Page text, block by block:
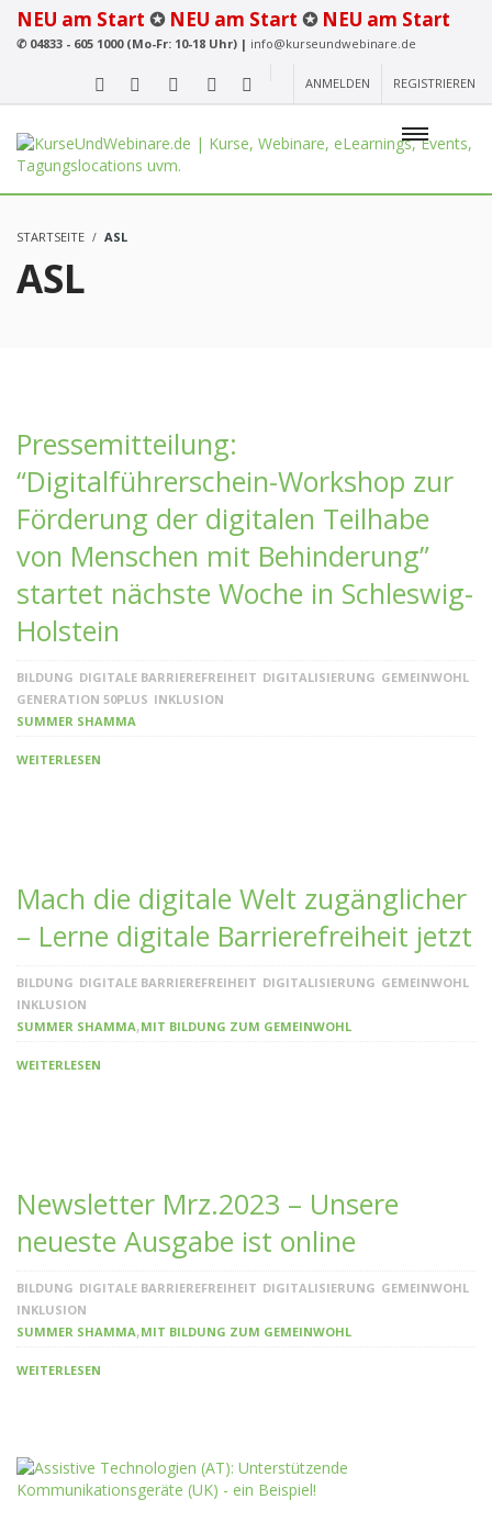
NEU am Start ✪ NEU am Start ✪ NEU am Start
✆04833 - 605 1000 (Mo-Fr: 10-18 Uhr) | info@kurseundwebinare.de
ANMELDEN REGISTRIEREN
STARTSEITE ASL
ASL
Pressemitteilung:
“Digitalführerschein-Workshop zur
Förderung der digitalen Teilhabe
von Menschen mit Behinderung”
startet nächste Woche in Schleswig-
Holstein
BILDUNG DIGITALE BARRIEREFREIHEIT DIGITALISIERUNG GEMEINWOHL
GENERATION 50PLUS INKLUSION
SUMMER SHAMMA
WEITERLESEN
Mach die digitale Welt zugänglicher
– Lerne digitale Barrierefreiheit jetzt
BILDUNG DIGITALE BARRIEREFREIHEIT DIGITALISIERUNG GEMEINWOHL
INKLUSION
SUMMER SHAMMA,MIT BILDUNG ZUM GEMEINWOHL
WEITERLESEN
Newsletter Mrz.2023 – Unsere
neueste Ausgabe ist online
BILDUNG DIGITALE BARRIEREFREIHEIT DIGITALISIERUNG GEMEINWOHL
INKLUSION
SUMMER SHAMMA,MIT BILDUNG ZUM GEMEINWOHL
WEITERLESEN